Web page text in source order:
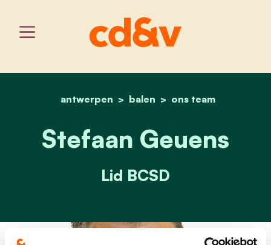
home
antwerpen balen ons team
stefaan geuens
Stefaan Geuens
Lid BCSD